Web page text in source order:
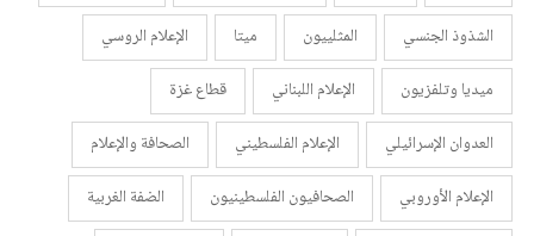
الشذوذ الجنسي
المثلييون ميتا
الإعلام الروسي
ميديا وتلفزيون
الإعلام اللبناني
قطاع غزة
العدوان الإسرائيلي
الإعلام الفلسطيني
الصحافة والإعلام
الإعلام الأوروبي
الصحافيون الفلسطينيون
الضفة الغربية